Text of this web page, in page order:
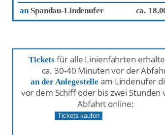
Tickets für alle Linienfahrten
ca. 30-40 Minuten vor der
an der Anlegestelle am Lindenufer
vor dem Schiff oder bis zwei Stunden
Abfahrt online:
an Spandau-Lindenufer
   ca.
Tickets kaufen